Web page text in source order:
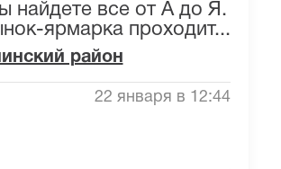
найдете все от А до Я.
ярмарка проходит...
район
22 января в 12:44